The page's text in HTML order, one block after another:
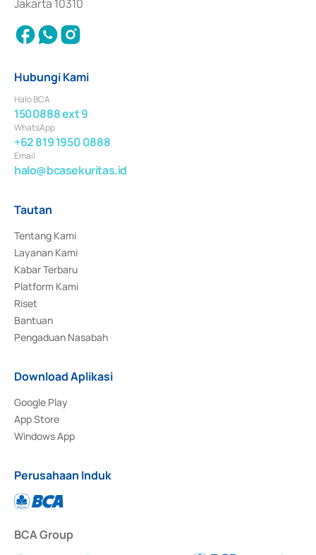
Jakarta 10310
Hubungi Kami
Halo BCA
1500888 ext 9
WhatsApp
+62 819 1950 0888
Email
halo@bcasekuritas.id
Tautan
Tentang Kami
Layanan Kami
Kabar Terbaru
Platform Kami
Riset
Bantuan
Pengaduan Nasabah
Download Aplikasi
Google Play
App Store
Windows App
Perusahaan Induk
BCA Group